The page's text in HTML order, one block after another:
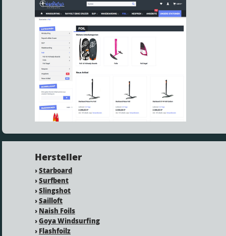
Hersteller
›Starboard
›Surfbent
›Slingshot
›Sailloft
› Naish Foils
›Goya Windsurfing
› Flashfoilz